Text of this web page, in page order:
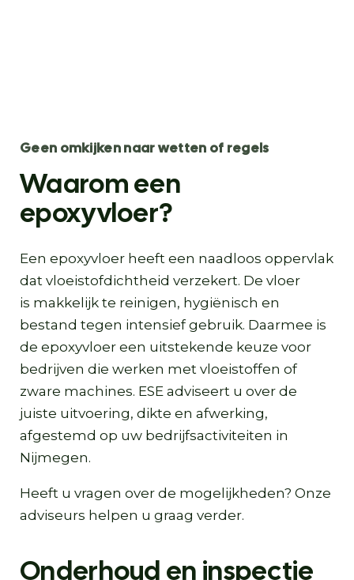
Geen omkijken naar wetten of regels
Waarom een
epoxyvloer?
Een epoxyvloer heeft een naadloos oppervlak
dat vloeistofdichtheid verzekert. De vloer
is makkelijk te reinigen, hygiënisch en
bestand tegen intensief gebruik. Daarmee is
de epoxyvloer een uitstekende keuze voor
bedrijven die werken met vloeistoffen of
zware machines. ESE adviseert u over de
juiste uitvoering, dikte en afwerking,
afgestemd op uw bedrijfsactiviteiten in
Nijmegen.
Heeft u vragen over de mogelijkheden? Onze
adviseurs helpen u graag verder.
Onderhoud en inspectie